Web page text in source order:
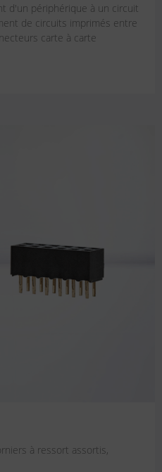
d'un périphérique à un circuit
de circuits imprimés entre
carte à carte
à ressort assortis,